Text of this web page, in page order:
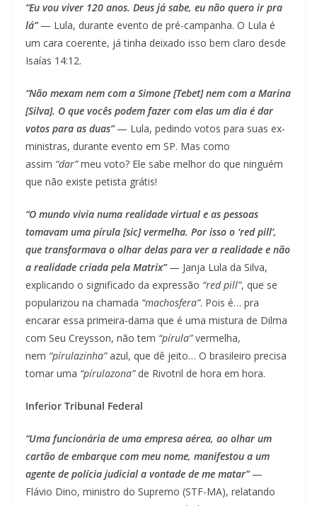
“Eu vou viver 120 anos. Deus já sabe, eu não quero ir pra
lá”— Lula, durante evento de pré-campanha. O Lula é
um cara coerente, já tinha deixado isso bem claro desde
Isaías 14:12.
“Não mexam nem com a Simone [Tebet] nem com a Marina
[Silva]. O que vocês podem fazer com elas um dia é dar
votos para as duas”— Lula, pedindo votos para suas ex-
ministras, durante evento em SP. Mas como
assim “dar”meu voto? Ele sabe melhor do que ninguém
que não existe petista grátis!
“O mundo vivia numa realidade virtual e as pessoas
tomavam uma pírula [sic] vermelha. Por isso o ‘red pill’,
que transformava o olhar delas para ver a realidade e não
a realidade criada pela Matrix” — Janja Lula da Silva,
explicando o significado da expressão “red pill”, que se
popularizou na chamada “machosfera”. Pois é… pra
encarar essa primeira-dama que é uma mistura de Dilma
com Seu Creysson, não tem “pírula”vermelha,
nem “pírulazinha”azul, que dê jeito… O brasileiro precisa
tomar uma “pírulazona”de Rivotril de hora em hora.
Inferior Tribunal Federal
“Uma funcionária de uma empresa aérea, ao olhar um
cartão de embarque com meu nome, manifestou a um
agente de polícia judicial a vontade de me matar”—
Flávio Dino, ministro do Supremo (STF-MA), relatando